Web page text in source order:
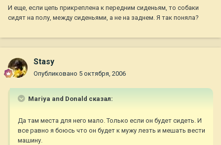
И еще, если цепь прикреплена к передним сиденьям, то собаки
сидят на полу, между сиденьями, а не на заднем. Я так поняла?
Stasy
Опубликовано 5 октября, 2006
Mariya and Donald сказал:
Да там места для него мало. Только если он будет сидеть. И
все равно я боюсь что он будет к мужу лезть и мешать вести
машину.